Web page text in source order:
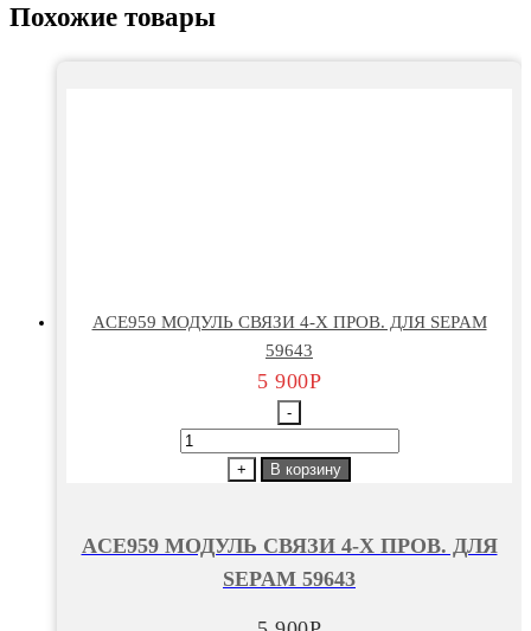
Похожие товары
ACE959 МОДУЛЬ СВЯЗИ 4-Х ПРОВ. ДЛЯ SEPAM
59643
5 900Р
-
Количество
СВЯЗИ
+ В корзину
ACE959 МОДУЛЬ СВЯЗИ 4-Х ПРОВ. ДЛЯ
SEPAM 59643